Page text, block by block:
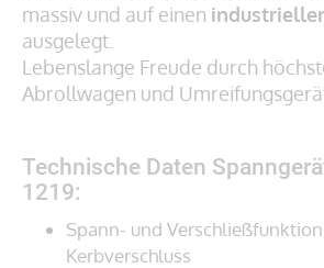
massiv und auf einen
ausgelegt.
Lebenslange Freude durch
Abrollwagen und
Technische Daten
1219:
Spann- und
Kerbverschluss